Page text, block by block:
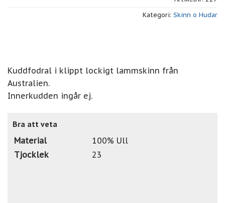
Kategori: Skinn o Hudar
Kuddfodral i klippt lockigt lammskinn från
Australien.
Innerkudden ingår ej.
Bra att veta
Material
100% Ull
Tjocklek
23